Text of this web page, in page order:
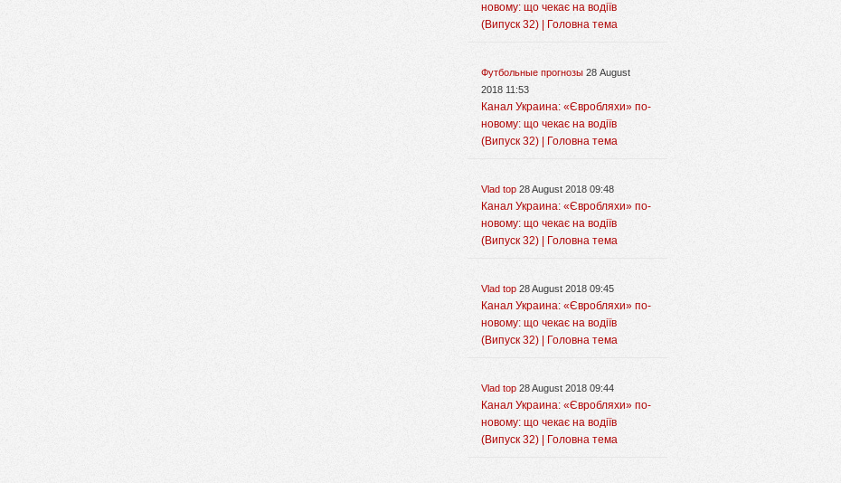
новому: що чекає на водіїв
(Випуск 32) | Головна тема
Футбольные прогнозы 28 August
2018 11:53
Канал Украина: «Євробляхи» по-
новому: що чекає на водіїв
(Випуск 32) | Головна тема
Vlad top 28 August 2018 09:48
Канал Украина: «Євробляхи» по-
новому: що чекає на водіїв
(Випуск 32) | Головна тема
Vlad top 28 August 2018 09:45
Канал Украина: «Євробляхи» по-
новому: що чекає на водіїв
(Випуск 32) | Головна тема
Vlad top 28 August 2018 09:44
Канал Украина: «Євробляхи» по-
новому: що чекає на водіїв
(Випуск 32) | Головна тема